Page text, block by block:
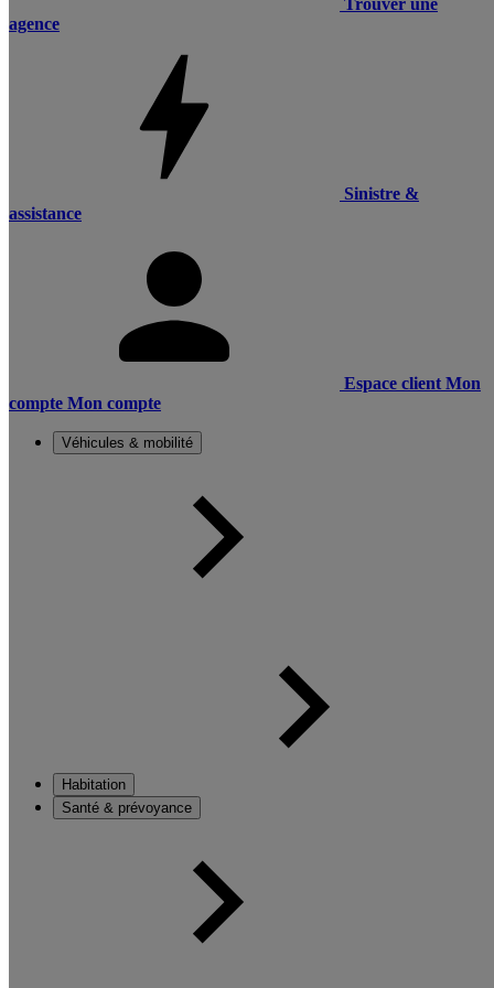
Trouver une
agence
Sinistre &
assistance
Espace client Mon
compte Mon compte
Véhicules & mobilité
Habitation
Santé & prévoyance